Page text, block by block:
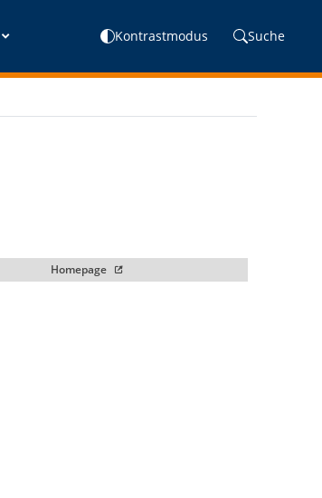
Kontrastmodus Suche
Homepage